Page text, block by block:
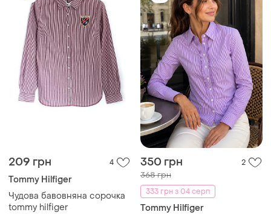
209 грн 4
Tommy Hilfiger
Чудова бавовняна сорочка
tommy hilfiger
350 грн 2
368 грн
333 грн з 04 серп
Tommy Hilfiger